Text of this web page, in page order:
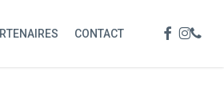
CONTACT FACEBOOK